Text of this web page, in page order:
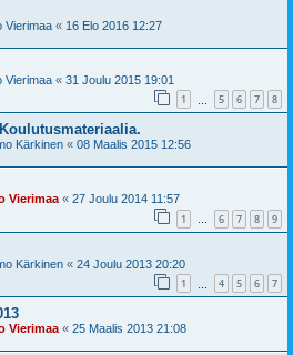
Vierimaa « 16 Elo 2016 12:27
Vierimaa « 31 Joulu 2015 19:01
1 5 6 7 8
Kärkinen « 08 Maalis 2015 12:56
Vierimaa « 27 Joulu 2014 11:57
1 … 6 7 8 9
Kärkinen « 24 Joulu 2013 20:20
1 4 5 6 7
Vierimaa« 25 Maalis 2013 21:08